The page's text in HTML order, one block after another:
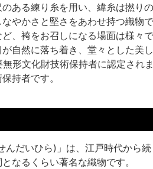
ある練り糸を用い、緯糸は撚り
やかさと堅さをあわせ持つ織物
、袴をお召しになる場面は様々
自然に落ち着き、堂々とした美
形文化財技術保持者に認定され
持者です。
んだいひら)」は、江戸時代から
なるくらい著名な織物です。